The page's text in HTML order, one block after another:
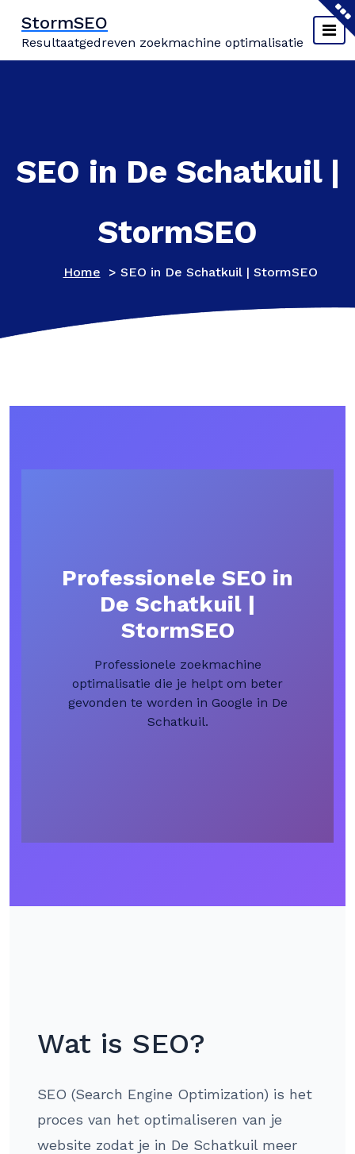
inhoud
springen
StormSEO
Resultaatgedreven zoekmachine optimalisatie
SEO in De Schatkuil |
StormSEO
Home > SEO in De Schatkuil | StormSEO
Professionele SEO in
De Schatkuil |
StormSEO
Professionele zoekmachine
optimalisatie die je helpt om beter
gevonden te worden in Google in De
Schatkuil.
Wat is SEO?
SEO (Search Engine Optimization) is het
proces van het optimaliseren van je
website zodat je in De Schatkuil meer